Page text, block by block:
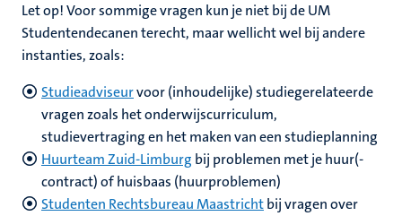
Let op! Voor sommige vragen kun je niet bij de UM
Studentendecanen terecht, maar wellicht wel bij andere
instanties, zoals:
Studieadviseurvoor (inhoudelijke) studiegerelateerde
vragen zoals het onderwijscurriculum,
studievertraging en het maken van een studieplanning
Huurteam Zuid-Limburg bij problemen met je huur(-
contract) of huisbaas (huurproblemen)
Studenten Rechtsbureau Maastrichtbij vragen over